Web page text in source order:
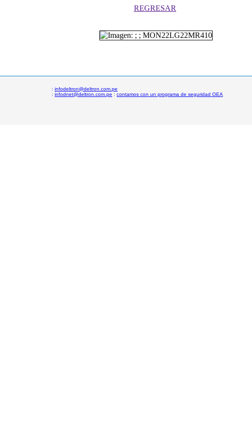
REGRESAR
: infodeltron@deltron.com.pe
: infodnet@deltron.com.pe : contamos con un programa de seguridad OEA